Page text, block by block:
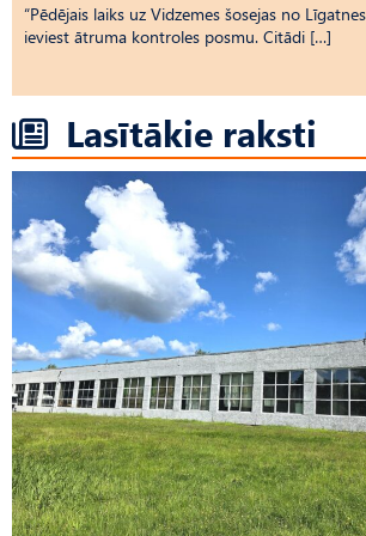
“Pēdējais laiks uz Vid­ze­mes šosejas no
ieviest ātruma kontroles posmu. Citādi […]
Lasītākie raksti